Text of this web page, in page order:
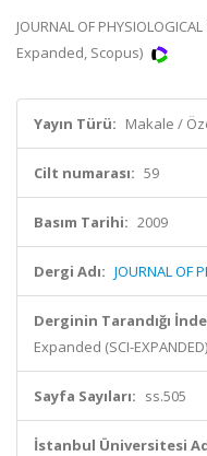
JOURNAL OF
Expanded, Scopus)
Yayın Türü: Makale /
Cilt numarası: 59
Basım Tarihi: 2009
Dergi Adı: JOURNAL OF
Derginin Tarandığı
Expanded (SCI-
Sayfa Sayıları: ss.505
İstanbul Üniversitesi